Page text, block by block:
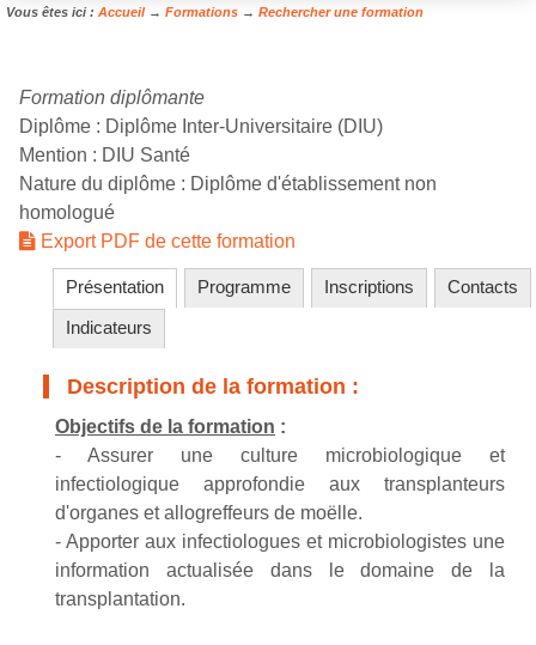
Vous êtes ici : Accueil→ Formations → Rechercher une formation
Formation diplômante
Diplôme : Diplôme Inter-Universitaire (DIU)
Mention : DIU Santé
Nature du diplôme : Diplôme d'établissement non
homologué
Export PDF de cette formation
Présentation Programme Inscriptions
Contacts
Indicateurs
Description de la formation :
Objectifs de la formation :
- Assurer une culture microbiologique et
infectiologique approfondie aux transplanteurs
d'organes et allogreffeurs de moëlle.
- Apporter aux infectiologues et microbiologistes une
information actualisée dans le domaine de la
transplantation.